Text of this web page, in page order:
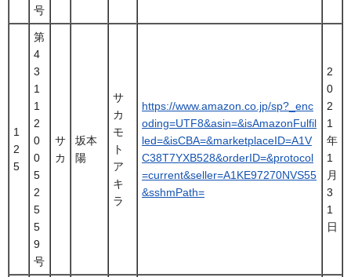
号
1
2
5
第
4
3
1
1
2
0
0
5
2
5
5
9
号
サ
カ
坂本
陽
サ
カ
モ
ト
ア
キ
ラ
https://www.amazon.co.jp/sp?_enc
oding=UTF8&asin=&isAmazonFulfil
led=&isCBA=&marketplaceID=A1V
C38T7YXB528&orderID=&protocol
=current&seller=A1KE97270NVS55
&sshmPath=
2
0
2
1
年
1
月
3
1
日